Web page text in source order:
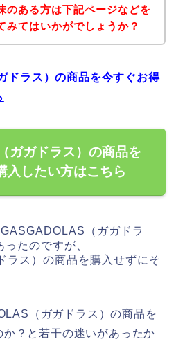
のある方は下記ページなどを
みてはいかがでしょうか？
ドラス）の商品を今すぐお得
ガガドラス）の商品を
入したい方はこちら
（ガガドラ
たのですが、
ラス）の商品を購入せずにそ
（ガガドラス）の商品を
？と若干の迷いがあったか